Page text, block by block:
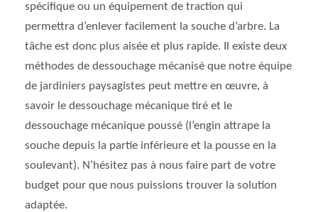
spécifique ou un équipement de traction qui
permettra d’enlever facilement la souche d’arbre. La
tâche est donc plus aisée et plus rapide. Il existe deux
méthodes de dessouchage mécanisé que notre équipe
de jardiniers paysagistes peut mettre en œuvre, à
savoir le dessouchage mécanique tiré et le
dessouchage mécanique poussé (l’engin attrape la
souche depuis la partie inférieure et la pousse en la
soulevant). N’hésitez pas à nous faire part de votre
budget pour que nous puissions trouver la solution
adaptée.